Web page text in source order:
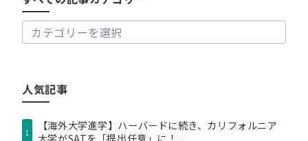
記
事
ー
人気記事
1
【海外大学進学】ハーバードに続き、カリフォルニア
大学がSATを「提出任意」に！...